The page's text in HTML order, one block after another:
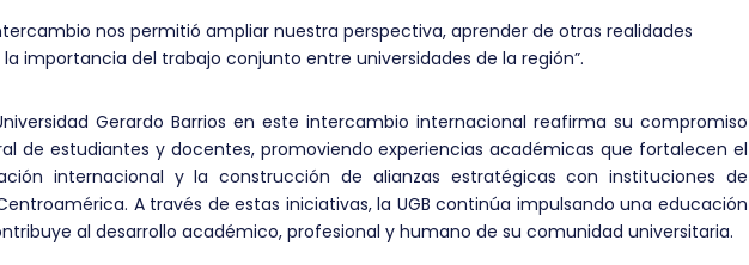
nos permitió ampliar nuestra perspectiva, aprender de otras realidades
importancia del trabajo conjunto entre universidades de la región”.
Gerardo Barrios en este intercambio internacional reafirma su compromiso
de estudiantes y docentes, promoviendo experiencias académicas que fortalecen el
internacional y la construcción de alianzas estratégicas con instituciones de
A través de estas iniciativas, la UGB continúa impulsando una educación
al desarrollo académico, profesional y humano de su comunidad universitaria.